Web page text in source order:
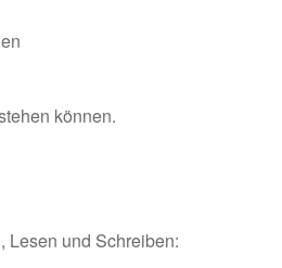
können.
Lesen und Schreiben: